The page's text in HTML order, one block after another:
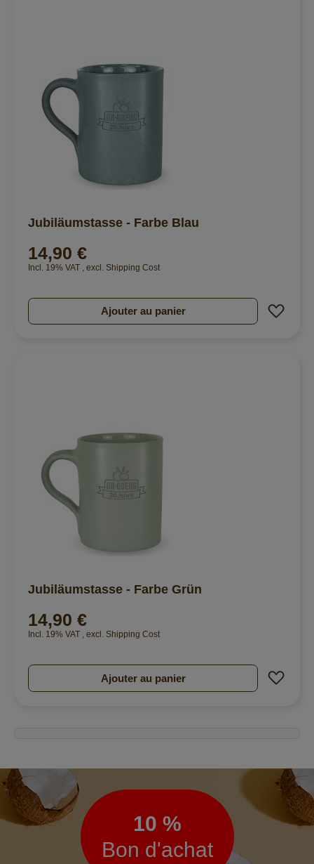
Jubiläumstasse - Farbe Blau
14,90 €
Incl. 19% VAT excl. Shipping Cost
Ajouter au panier
Jubiläumstasse - Farbe Grün
14,90 €
Incl. 19% VAT , excl. Shipping Cost
Ajouter au panier
Lettre
d’information
10 %
Bon d'achat